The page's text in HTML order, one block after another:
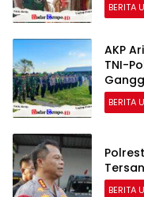
BERITA
AKP
TNI-
Wong
BERITA
BERITA